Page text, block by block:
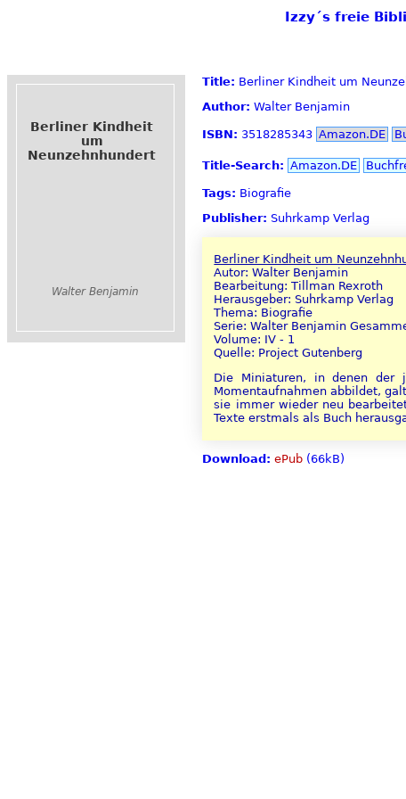
Izzy´s freie
Berliner Kindheit
um
Neunzehnhundert
Walter Benjamin
Title: Berliner Kindheit um
Author: Walter Benjamin
ISBN: 3518285343 Amazon.DE
Title-Search: Amazon.DE
Tags: Biografie
Publisher: Suhrkamp Verlag
Berliner Kindheit um
Autor: Walter Benjamin
Bearbeitung: Tillman Rexroth
Herausgeber: Suhrkamp Verlag
Thema: Biografie
Serie: Walter Benjamin
Volume: IV - 1
Quelle: Project Gutenberg
Die Miniaturen, in denen der
Momentaufnahmen abbildet,
sie immer wieder neu
Texte erstmals als Buch
Download: ePub (66kB)